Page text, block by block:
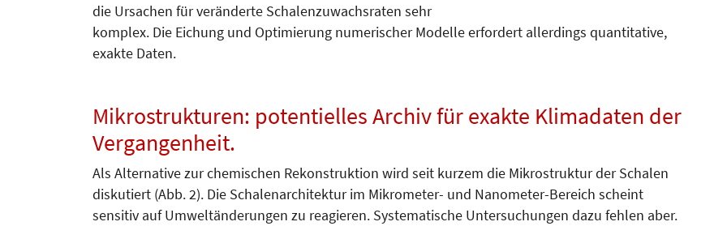
die Ursachen für veränderte Schalenzuwachsraten sehr
komplex. Die Eichung und Optimierung numerischer Modelle erfordert allerdings quantitative,
exakte Daten.
Mikrostrukturen: potentielles Archiv für exakte Klimadaten der
Vergangenheit.
Als Alternative zur chemischen Rekonstruktion wird seit kurzem die Mikrostruktur der Schalen
diskutiert (Abb. 2). Die Schalenarchitektur im Mikrometer- und Nanometer-Bereich scheint
sensitiv auf Umweltänderungen zu reagieren. Systematische Untersuchungen dazu fehlen aber.